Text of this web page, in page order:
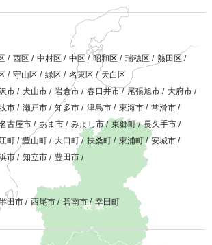
/ 西区 / 中村区 / 中区/ 昭和区 / 瑞穂区 / 熱田区 /
/ 守山区 / 緑区 / 名東区 / 天白区
市 / 犬山市 / 岩倉市 / 春日井市/ 尾張旭市 / 大府市 /
市 / 瀬戸市 / 知多市 / 津島市 / 東海市 / 常滑市 /
古屋市 / あま市 / みよし市/ 東郷町/ 長久手市 /
町 / 豊山町 / 大口町/ 扶桑町 / 東浦町 / 安城市 /
市 / 知立市 / 豊田市 /
田市 / 西尾市 / 碧南市/ 幸田町